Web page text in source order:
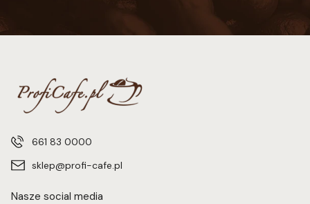
661 83 0000
sklep@profi-cafe.pl
Nasze social media